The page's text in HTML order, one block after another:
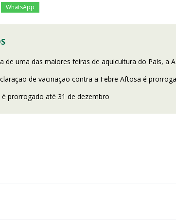
WhatsApp
de uma das maiores feiras de aquicultura do País, a
de vacinação contra a Febre Aftosa é
prorrogado até 31 de dezembro